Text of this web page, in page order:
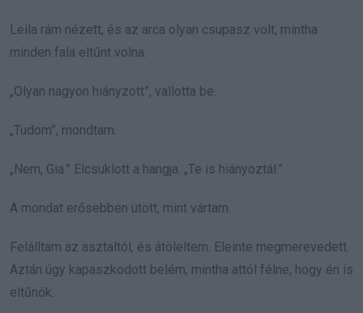
Leila rám nézett, és az arca olyan csupasz volt, mintha
minden fala eltűnt volna.
„Olyan nagyon hiányzott”, vallotta be.
„Tudom”, mondtam.
„Nem, Gia.” Elcsuklott a hangja. „Te is hiányoztál.”
A mondat erősebben ütött, mint vártam.
Felálltam az asztaltól, és átöleltem. Eleinte megmerevedett.
Aztán úgy kapaszkodott belém, mintha attól félne, hogy én is
eltűnök.